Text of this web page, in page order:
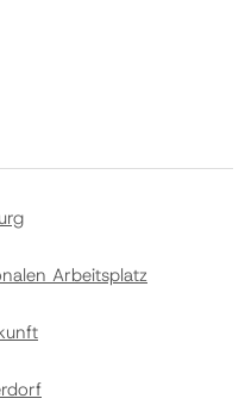
Arbeitsplatz